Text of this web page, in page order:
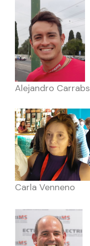
Alejandro Carrabs
Carla Venneno